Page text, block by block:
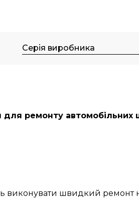
Серія виробника
для ремонту автомобільних
виконувати швидкий